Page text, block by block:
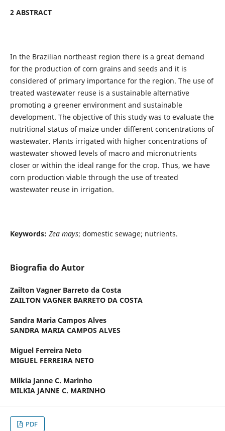
2 ABSTRACT
In the Brazilian northeast region there is a great demand
for the production of corn grains and seeds and it is
considered of primary importance for the region. The use of
treated wastewater reuse is a sustainable alternative
promoting a greener environment and sustainable
development. The objective of this study was to evaluate the
nutritional status of maize under different concentrations of
wastewater. Plants irrigated with higher concentrations of
wastewater showed levels of macro and micronutrients
closer or within the ideal range for the crop. Thus, we have
corn production viable through the use of treated
wastewater reuse in irrigation.
Keywords: Zea mays; domestic sewage; nutrients.
Biografia do Autor
Zailton Vagner Barreto da Costa
ZAILTON VAGNER BARRETO DA COSTA
Sandra Maria Campos Alves
SANDRA MARIA CAMPOS ALVES
Miguel Ferreira Neto
MIGUEL FERREIRA NETO
Milkia Janne C. Marinho
MILKIA JANNE C. MARINHO
PDF